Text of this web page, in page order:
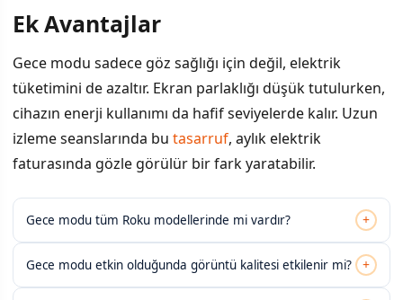
Ek Avantajlar
Gece modu sadece göz sağlığı için değil, elektrik
tüketimini de azaltır. Ekran parlaklığı düşük tutulurken,
cihazın enerji kullanımı da hafif seviyelerde kalır. Uzun
izleme seanslarında bu tasarruf, aylık elektrik
faturasında gözle görülür bir fark yaratabilir.
Gece modu tüm Roku modellerinde mi vardır? +
Gece modu etkin olduğunda görüntü kalitesi etkilenir mi? +